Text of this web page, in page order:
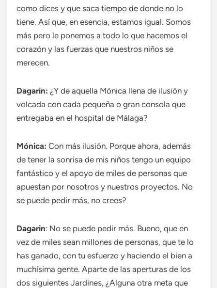
como dices y que saca tiempo de donde no lo
tiene. Así que, en esencia, estamos igual. Somos
más pero le ponemos a todo lo que hacemos el
corazón y las fuerzas que nuestros niños se
merecen.
Dagarin: ¿Y de aquella Mónica llena de ilusión y
volcada con cada pequeña o gran consola que
entregaba en el hospital de Málaga?
Mónica: Con más ilusión. Porque ahora, además
de tener la sonrisa de mis niños tengo un equipo
fantástico y el apoyo de miles de personas que
apuestan por nosotros y nuestros proyectos. No
se puede pedir más, no crees?
Dagarin: No se puede pedir más. Bueno, que en
vez de miles sean millones de personas, que te lo
has ganado, con tu esfuerzo y haciendo el bien a
muchísima gente. Aparte de las aperturas de los
dos siguientes Jardines, ¿Alguna otra meta que